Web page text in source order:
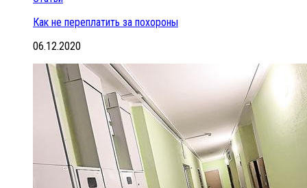
Как не переплатить за похороны
06.12.2020